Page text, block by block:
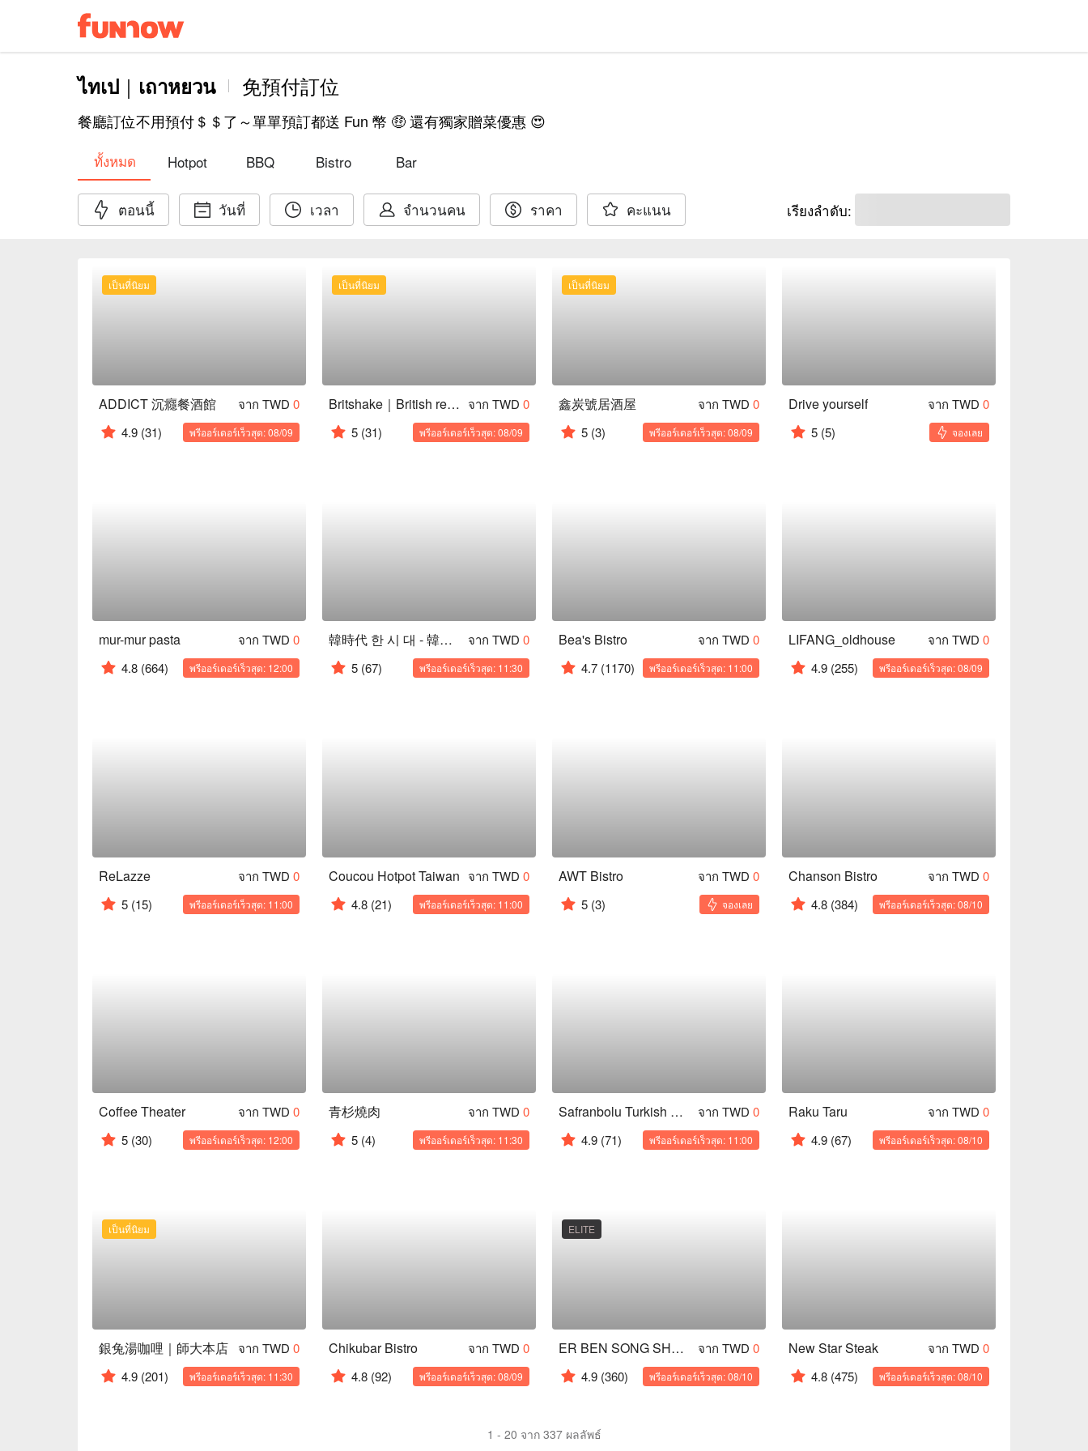
ไทเป｜เถาหยวน 免預付訂位
餐廳訂位不用預付＄＄了～單單預訂都送 Fun 幣 🤑 還有獨家贈菜優惠 😍
ทั้งหมด Hotpot BBQ Bistro Bar
ตอนนี้ วันที่ เวลา จำนวนคน ราคา คะแนน เรียงลำดับ:
เป็นที่นิยม
ADDICT 沉癮餐酒館 จาก TWD 0
4.9 (31) พรีออร์เดอร์เร็วสุด: 08/09
เป็นที่นิยม
Britshake｜British restaurants in Taiwan - Tamsui Branch จาก TWD 0
5 (31) พรีออร์เดอร์เร็วสุด: 08/09
เป็นที่นิยม
鑫炭號居酒屋 จาก TWD 0
5 (3) พรีออร์เดอร์เร็วสุด: 08/09
Drive yourself จาก TWD 0
5 (5) จองเลย
mur-mur pasta จาก TWD 0
4.8 (664) พรีออร์เดอร์เร็วสุด: 12:00
韓時代 한 시 대 - 韓國烤肉吃到飽 จาก TWD 0
5 (67) พรีออร์เดอร์เร็วสุด: 11:30
Bea's Bistro จาก TWD 0
4.7 (1170) พรีออร์เดอร์เร็วสุด: 11:00
LIFANG_oldhouse จาก TWD 0
4.9 (255) พรีออร์เดอร์เร็วสุด: 08/09
ReLazze จาก TWD 0
5 (15) พรีออร์เดอร์เร็วสุด: 11:00
Coucou Hotpot Taiwan จาก TWD 0
4.8 (21) พรีออร์เดอร์เร็วสุด: 11:00
AWT Bistro จาก TWD 0
5 (3) จองเลย
Chanson Bistro จาก TWD 0
4.8 (384) พรีออร์เดอร์เร็วสุด: 08/10
Coffee Theater จาก TWD 0
5 (30) พรีออร์เดอร์เร็วสุด: 12:00
青杉燒肉 จาก TWD 0
5 (4) พรีออร์เดอร์เร็วสุด: 11:30
Safranbolu Turkish Restaurant จาก TWD 0
4.9 (71) พรีออร์เดอร์เร็วสุด: 11:00
Raku Taru จาก TWD 0
4.9 (67) พรีออร์เดอร์เร็วสุด: 08/10
เป็นที่นิยม
銀兔湯咖哩｜師大本店 จาก TWD 0
4.9 (201) พรีออร์เดอร์เร็วสุด: 11:30
Chikubar Bistro จาก TWD 0
4.8 (92) พรีออร์เดอร์เร็วสุด: 08/09
ELITE
ER BEN SONG SHABU ( Main ) จาก TWD 0
4.9 (360) พรีออร์เดอร์เร็วสุด: 08/10
New Star Steak จาก TWD 0
4.8 (475) พรีออร์เดอร์เร็วสุด: 08/10
1 - 20 จาก 337 ผลลัพธ์